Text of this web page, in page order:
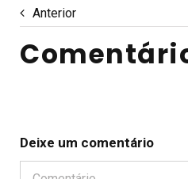
Anterior
Deixe um comentário
Comentário